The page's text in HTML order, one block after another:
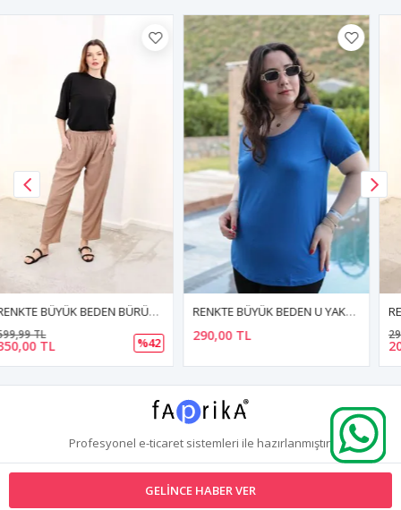
GELINCE HABER VER
290,00 TL
200,00 TL
299,99 TL
Profesyonel e-ticaretsistemleri ile hazırlanmıştır.